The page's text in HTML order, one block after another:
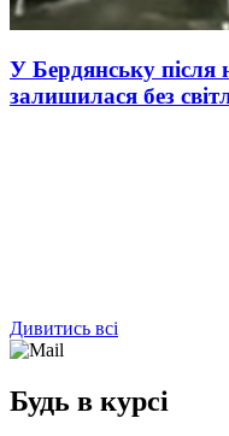
У Бердянську після
залишилася без
Дивитись всі
Будь в курсі